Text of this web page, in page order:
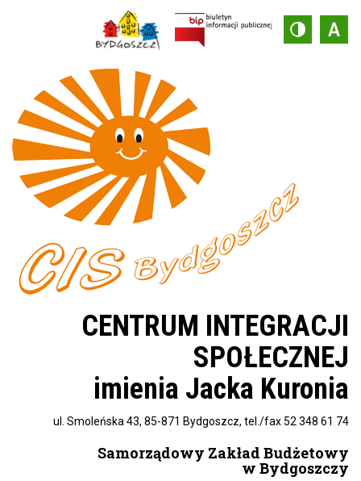
CENTRUM INTEGRACJI
SPOŁECZNEJ
imienia Jacka Kuronia
ul. Smoleńska 43, 85-871 Bydgoszcz, tel./fax 52 348 61 74
Samorządowy Zakład Budżetowy
w Bydgoszczy